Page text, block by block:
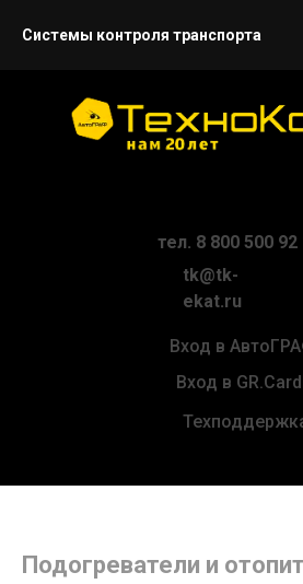
Системы контроля транспорта
tk@tk-
ekat.ru
тел. 8 800 500 92
Вход в
Вход в
Подогреватели и